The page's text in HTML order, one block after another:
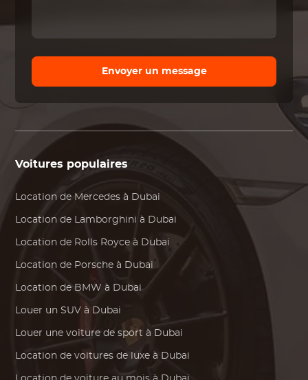
Envoyer un message
Voitures populaires
Location de Mercedes à Dubai
Location de Lamborghini à Dubai
Location de Rolls Royce à Dubai
Location de Porsche à Dubai
Location de BMW à Dubai
Louer un SUV à Dubai
Louer une voiture de sport à Dubai
Location de voitures de luxe à Dubai